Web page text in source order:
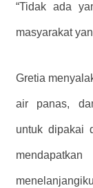
“Tidak ada
masyarakat
Gretia
air panas,
untuk dipakai